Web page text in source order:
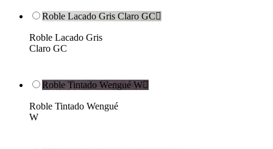
Roble Lacado Gris Claro GC
Roble Lacado Gris
Claro GC
Roble Tintado Wengué W
Roble Tintado Wengué
W